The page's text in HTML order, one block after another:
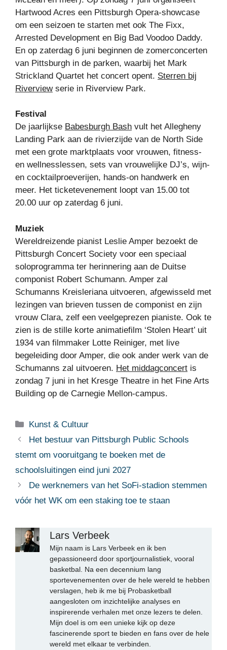
Hartwood Acres een Pittsburgh Opera-showcase
om een ​​seizoen te starten met ook The Fixx,
Arrested Development en Big Bad Voodoo Daddy.
En op zaterdag 6 juni beginnen de zomerconcerten
van Pittsburgh in de parken, waarbij het Mark
Strickland Quartet het concert opent. Sterren bij
Riverviewserie in Riverview Park.
Festival
De jaarlijkse Babesburgh Bash vult het Allegheny
Landing Park aan de rivierzijde van de North Side
met een grote marktplaats voor vrouwen, fitness-
en wellnesslessen, sets van vrouwelijke DJ’s, wijn-
en cocktailproeverijen, hands-on handwerk en
meer. Het ticketevenement loopt van 15.00 tot
20.00 uur op zaterdag 6 juni.
Muziek
Wereldreizende pianist Leslie Amper bezoekt de
Pittsburgh Concert Society voor een speciaal
soloprogramma ter herinnering aan de Duitse
componist Robert Schumann. Amper zal
Schumanns Kreisleriana uitvoeren, afgewisseld met
lezingen van brieven tussen de componist en zijn
vrouw Clara, zelf een veelgeprezen pianiste. Ook te
zien is de stille korte animatiefilm ‘Stolen Heart’ uit
1934 van filmmaker Lotte Reiniger, met live
begeleiding door Amper, die ook ander werk van de
Schumanns zal uitvoeren. Het middagconcert is
zondag 7 juni in het Kresge Theatre in het Fine Arts
Building op de Carnegie Mellon-campus.
Categorieën
Kunst & Cultuur
Het bestuur van Pittsburgh Public Schools
stemt om vooruitgang te boeken met de
schoolsluitingen eind juni 2027
De werknemers van het SoFi-stadion stemmen
vóór het WK om een ​​staking toe te staan
Lars Verbeek
Mijn naam is Lars Verbeek en ik ben
gepassioneerd door sportjournalistiek, vooral
basketbal. Na een decennium lang
sportevenementen over de hele wereld te hebben
verslagen, heb ik me bij Probasketball
aangesloten om inzichtelijke analyses en
inspirerende verhalen met onze lezers te delen.
Mijn doel is om een unieke kijk op deze
fascinerende sport te bieden en fans over de hele
wereld met elkaar te verbinden.